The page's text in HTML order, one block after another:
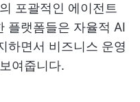
포괄적인 에이전트
플랫폼들은 자율적 AI
하면서 비즈니스 운영
여줍니다.